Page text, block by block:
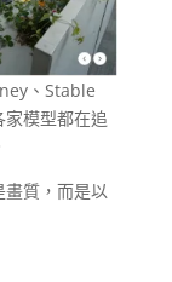
、Stable
模型都在追
質，而是以